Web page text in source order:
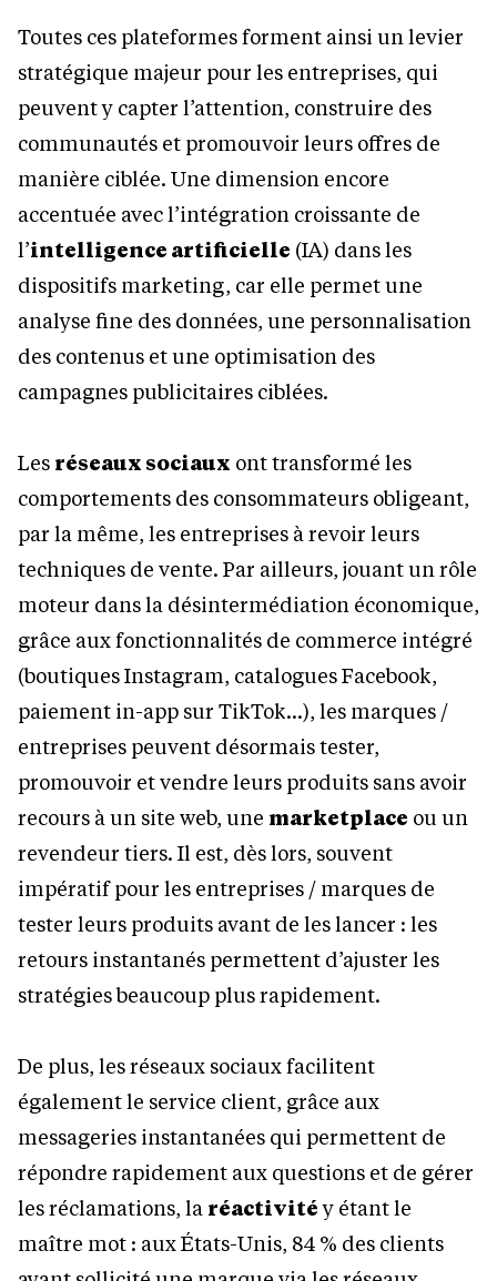
Toutes ces plateformes forment ainsi un levier
stratégique majeur pour les entreprises, qui
peuvent y capter l’attention, construire des
communautés et promouvoir leurs offres de
manière ciblée. Une dimension encore
accentuée avec l’intégration croissante de
l’intelligence artificielle (IA) dans les
dispositifs marketing, car elle permet une
analyse fine des données, une personnalisation
des contenus et une optimisation des
campagnes publicitaires ciblées.
Les réseaux sociaux ont transformé les
comportements des consommateurs obligeant,
par la même, les entreprises à revoir leurs
techniques de vente. Par ailleurs, jouant un rôle
moteur dans la désintermédiation économique,
grâce aux fonctionnalités de commerce intégré
(boutiques Instagram, catalogues Facebook,
paiement in-app sur TikTok…), les marques /
entreprises peuvent désormais tester,
promouvoir et vendre leurs produits sans avoir
recours à un site web, une marketplace ou un
revendeur tiers. Il est, dès lors, souvent
impératif pour les entreprises / marques de
tester leurs produits avant de les lancer : les
retours instantanés permettent d’ajuster les
stratégies beaucoup plus rapidement.
De plus, les réseaux sociaux facilitent
également le service client, grâce aux
messageries instantanées qui permettent de
répondre rapidement aux questions et de gérer
les réclamations, la réactivitéy étant le
maître mot : aux États-Unis, 84 % des clients